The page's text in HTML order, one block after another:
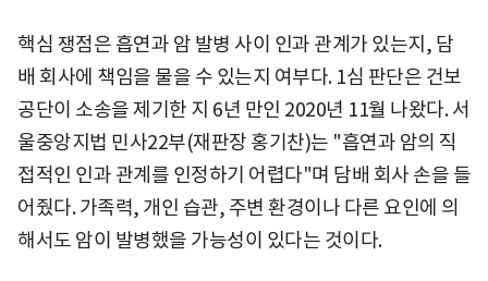
핵심 쟁점은 흡연과 암 발병 사이 인과 관계가 있는지, 담
배 회사에 책임을 물을 수 있는지 여부다. 1심 판단은 건보
공단이 소송을 제기한 지 6년 만인 2020년 11월 나왔다. 서
울중앙지법 민사22부(재판장 홍기찬)는 "흡연과 암의 직
접적인 인과 관계를 인정하기 어렵다"며 담배 회사 손을 들
어줬다. 가족력, 개인 습관, 주변 환경이나 다른 요인에 의
해서도 암이 발병했을 가능성이 있다는 것이다.